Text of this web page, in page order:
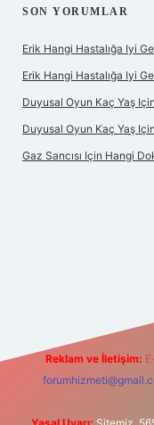
SON YORUMLAR
Erik Hangi Hastalığa Iyi
Erik Hangi Hastalığa Iyi
Duyusal Oyun Kaç Yaş
Duyusal Oyun Kaç Yaş
Gaz Sancısı Için Hangi
Reklam ve İletişim: